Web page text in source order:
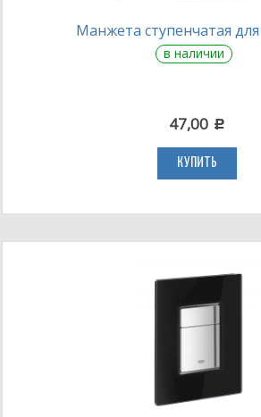
Манжета ступенчатая
в наличии
47,00 c
КУПИТЬ